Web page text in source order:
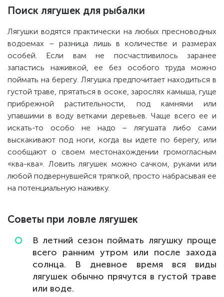
Поиск лягушек для рыбалки
Лягушки водятся практически на любых пресноводных
водоемах – разница лишь в количестве и размерах
особей. Если вам не посчастливилось заранее
запастись наживкой, ее без особого труда можно
поймать на берегу. Лягушка предпочитает находиться в
густой траве, прятаться в осоке, зарослях камыша, гуще
прибрежной растительности, под камнями или
упавшими в воду ветками деревьев. Чаще всего ее и
искать-то особо не надо – лягушата либо сами
выскакивают под ноги, когда вы идете по берегу, или
сообщают о своем местонахождении громогласным
«ква-ква». Ловить лягушек можно сачком, руками или
любой подвернувшейся тряпкой, просто набрасывая ее
на потенциальную наживку.
Советы при ловле лягушек
В летний сезон поймать лягушку проще
всего ранним утром или после захода
солнца. В дневное время вся виды
лягушек обычно прячутся в густой траве
или воде.